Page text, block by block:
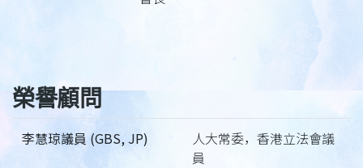
榮譽顧問
李慧琼議員 (GBS, JP)
人大常委，香港立法會議
員